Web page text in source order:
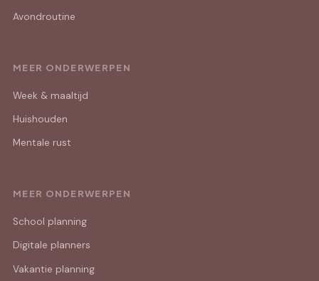
Avondroutine
MEER ONDERWERPEN
Week & maaltijd
Huishouden
Mentale rust
MEER ONDERWERPEN
School planning
Digitale planners
Vakantie planning